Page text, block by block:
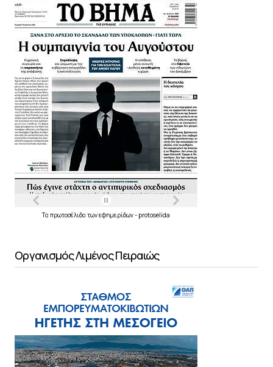
Τα πρωτοσέλιδα τωνεφημερίδων- protoselida
Οργανισμός Λιμένος Πειραιώς